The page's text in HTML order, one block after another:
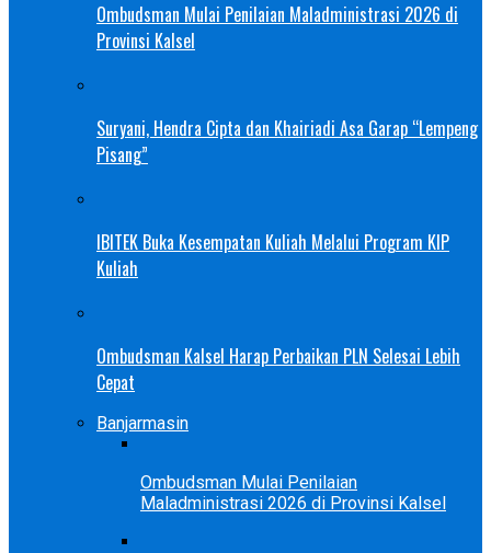
Ombudsman Mulai Penilaian Maladministrasi 2026 di
Provinsi Kalsel
Suryani, Hendra Cipta dan Khairiadi Asa Garap “Lempeng
Pisang”
IBITEK Buka Kesempatan Kuliah Melalui Program KIP
Kuliah
Ombudsman Kalsel Harap Perbaikan PLN Selesai Lebih
Cepat
Banjarmasin
Ombudsman Mulai Penilaian
Maladministrasi 2026 di Provinsi Kalsel